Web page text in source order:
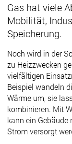
Gas hat viele
Mobilität,
Speicherung.
Noch wird in der
zu Heizzwecken
vielfältigen
Beispiel wandeln
Wärme um, sie
kombinieren. Mit
kann ein
Strom versorgt